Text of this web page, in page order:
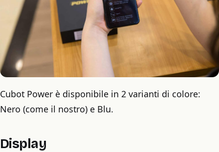
Cubot Power è disponibile in 2 varianti di colore:
Nero (come il nostro) e Blu.
Display